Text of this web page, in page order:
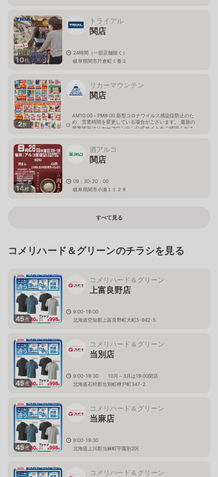
10枚
トライアル
関店
24時間（一部店舗除く）
岐阜県関市片倉町１番３
2枚
リカーマウンテン
関店
AM10:00～PM8:00 新型コロナウイルス感染症防止のた
め、営業時間を変更している場合がございます。 最新の
営業状況はリカーマウンテン公式サイトをご確認くださ
14枚
酒アルコ
関店
09：30-20：00
岐阜県関市小瀬１１２８
すべて見る
コメリハード＆グリーンのチラシを見る
45枚
コメリハード＆グリーン
上富良野店
9:00-19:00
北海道空知郡上富良野町大町5-942-5
45枚
コメリハード＆グリーン
当別店
9:00-19:30 10月～3月は19:00閉店
北海道石狩郡当別町樺戸町347-2
45枚
コメリハード＆グリーン
当麻店
9:00-19:30
北海道上川郡当麻町宇園別2区
コメリハード＆グリーン